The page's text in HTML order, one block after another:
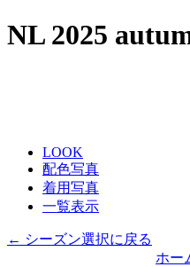
NL 2025
LOOK
配色写真
着用写真
一覧表示
← シーズン選択に戻る
ホー